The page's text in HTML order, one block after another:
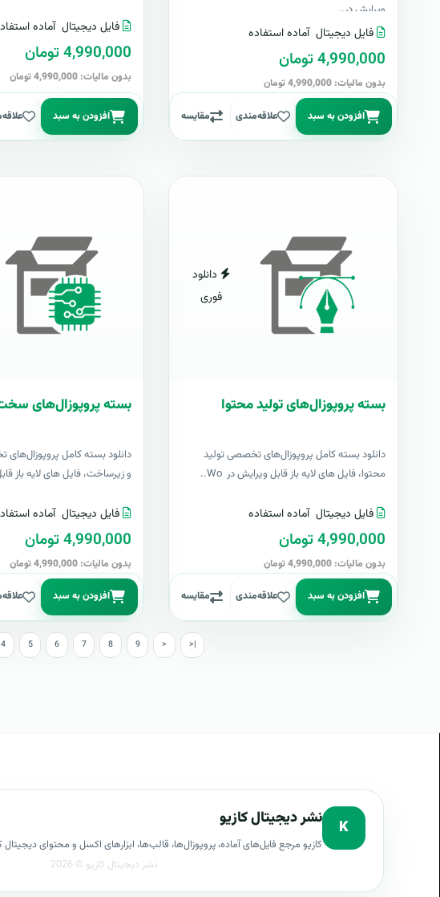
ویرایش در..
فایل دیجیتال آماده استفاده
4,990,000 تومان
بدون مالیات: 4,990,000 تومان
افزودن به سبد علاقه‌مندی مقایسه
فایل دیجیتال آماده
4,990,000 تومان
بدون مالیات: 4,990,000 تومان
افزودن به سبد
دانلود
فوری
بسته پروپوزال‌های تولید محتوا
دانلود بسته کامل پروپوزال‌های تخصصی تولید
محتوا، فایل های لایه باز قابل ویرایش در Wo..
فایل دیجیتال آماده استفاده
4,990,000 تومان
بدون مالیات: 4,990,000 تومان
افزودن به سبد علاقه‌مندی مقایسه
بسته پروپوزال‌های
دانلود بسته کامل
و زیرساخت، فایل های لایه باز
فایل دیجیتال آماده
4,990,000 تومان
بدون مالیات: 4,990,000 تومان
افزودن به سبد
4 5 6 7 8 9 > >|
K نشر دیجیتال کازیو
کازیو مرجع فایل‌های آماده، پروپوزال‌ها، قالب‌ها، ابزارهای اکسل و محتوای